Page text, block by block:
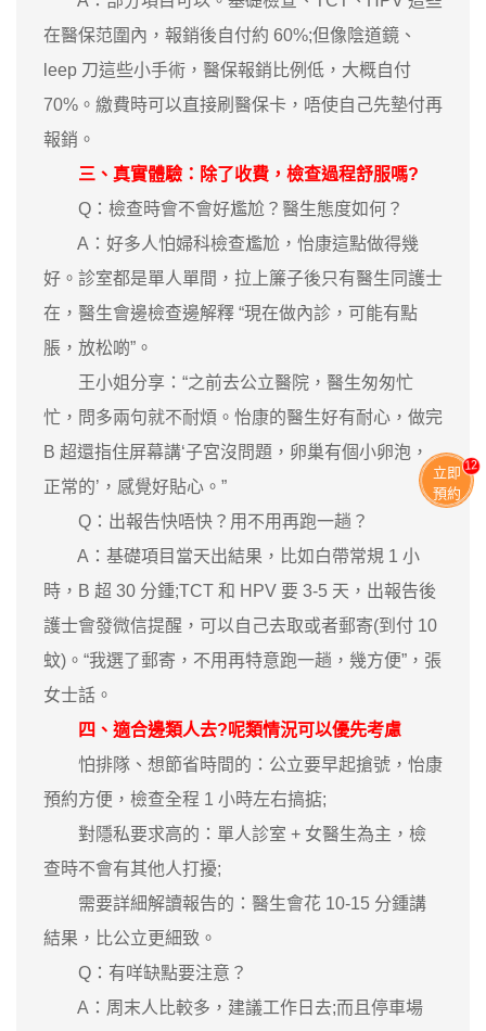
在醫保范圍內，報銷後自付約 60%;但像陰道鏡、
leep 刀這些小手術，醫保報銷比例低，大概自付
70%。繳費時可以直接刷醫保卡，唔使自己先墊付再
報銷。
三、真實體驗：除了收費，檢查過程舒服嗎?
Q：檢查時會不會好尷尬？醫生態度如何？
A：好多人怕婦科檢查尷尬，怡康這點做得幾
好。診室都是單人單間，拉上簾子後只有醫生同護士
在，醫生會邊檢查邊解釋 “現在做內診，可能有點
脹，放松啲”。
王小姐分享：“之前去公立醫院，醫生匆匆忙
忙，問多兩句就不耐煩。怡康的醫生好有耐心，做完
B 超還指住屏幕講‘子宮沒問題，卵巢有個小卵泡，
正常的’，感覺好貼心。”
Q：出報告快唔快？用不用再跑一趟？
A：基礎項目當天出結果，比如白帶常規 1 小
時，B 超 30 分鍾;TCT 和 HPV 要 3-5 天，出報告後
護士會發微信提醒，可以自己去取或者郵寄(到付 10
蚊)。“我選了郵寄，不用再特意跑一趟，幾方便”，張
女士話。
四、適合邊類人去?呢類情況可以優先考慮
怕排隊、想節省時間的：公立要早起搶號，怡康
預約方便，檢查全程 1 小時左右搞掂;
對隱私要求高的：單人診室 + 女醫生為主，檢
查時不會有其他人打擾;
需要詳細解讀報告的：醫生會花 10-15 分鍾講
結果，比公立更細致。
Q：有咩缺點要注意？
A：周末人比較多，建議工作日去;而且停車場
立即
預約
13